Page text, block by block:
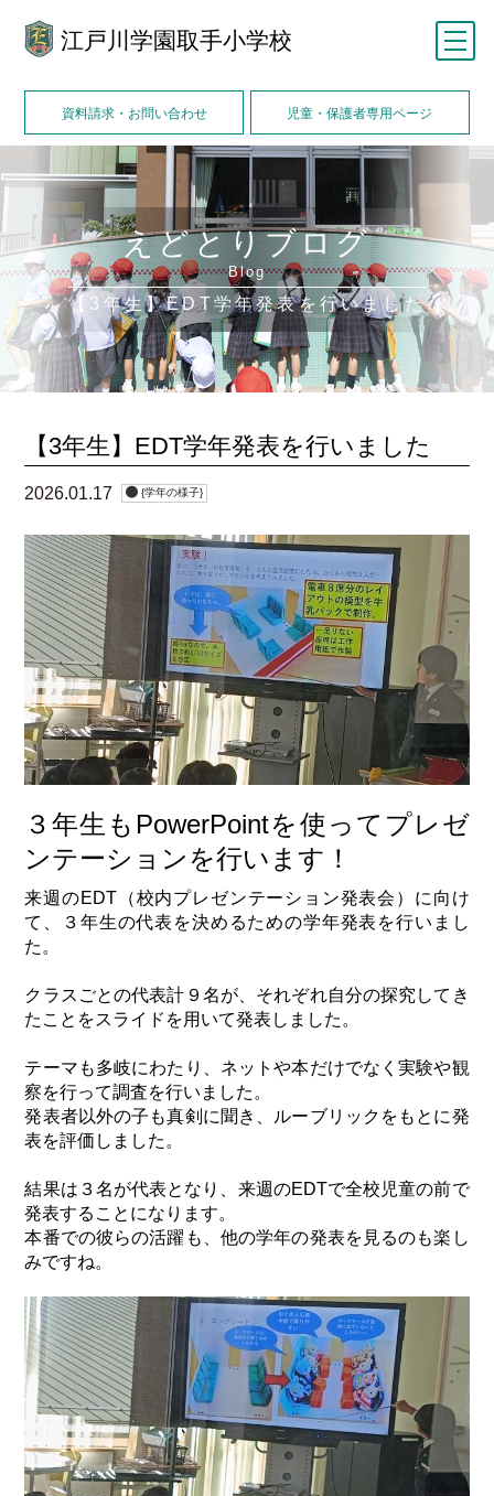
江戸川学園取手小学校
資料請求・お問い合わせ 児童・保護者専用ページ
えどとりブログ
Blog
【3年生】EDT学年発表を行いました
メニュー
【3年生】EDT学年発表を行いました
2026.01.17 {学年の様子}
３年生もPowerPointを使ってプレゼ
ンテーションを行います！
来週のEDT（校内プレゼンテーション発表会）に向け
て、３年生の代表を決めるための学年発表を行いまし
た。
クラスごとの代表計９名が、それぞれ自分の探究してき
たことをスライドを用いて発表しました。
テーマも多岐にわたり、ネットや本だけでなく実験や観
察を行って調査を行いました。
発表者以外の子も真剣に聞き、ルーブリックをもとに発
表を評価しました。
結果は３名が代表となり、来週のEDTで全校児童の前で
発表することになります。
本番での彼らの活躍も、他の学年の発表を見るのも楽し
みですね。